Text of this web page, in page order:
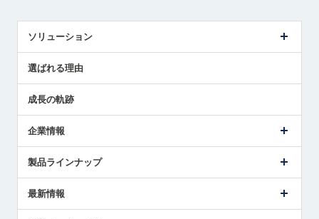
ソリューション
解決策提案
選ばれる理由
成長の軌跡
企業情報
ごあいさつ
受賞履歴
製品ラインナップ
ツールセッタ製品
最新情報